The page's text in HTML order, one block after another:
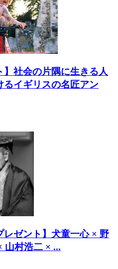
】社会の片隅に生きる人
るイギリスの名匠アン
レゼント】犬童一心 × 野
山村浩二 × ...